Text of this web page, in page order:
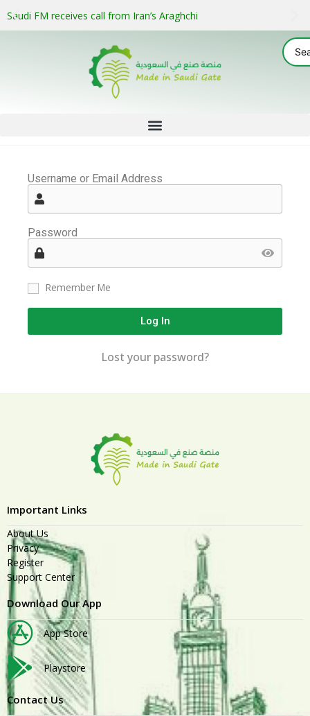
Saudi FM receives call from Iran’s Araghchi
Username or Email Address
Password
Remember Me
Log In
Lost your password?
Important Links
About Us
Privacy
Register
Support Center
Download Our App
App Store
Playstore
Contact Us